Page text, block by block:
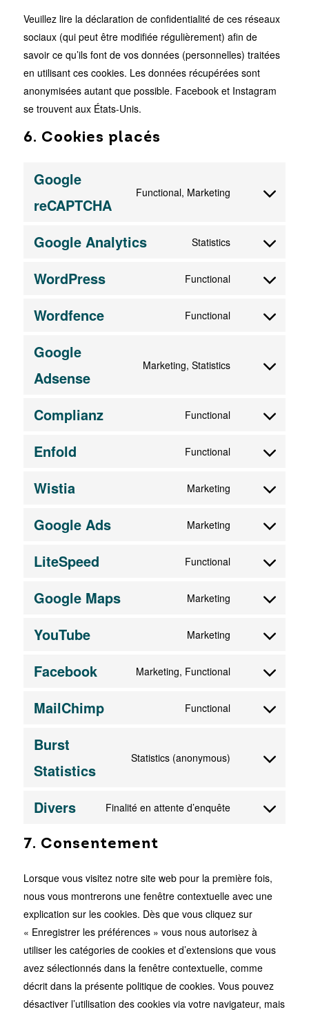
Veuillez lire la déclaration de confidentialité de ces réseaux
sociaux (qui peut être modifiée régulièrement) afin de
savoir ce qu’ils font de vos données (personnelles) traitées
en utilisant ces cookies. Les données récupérées sont
anonymisées autant que possible. Facebook et Instagram
se trouvent aux États-Unis.
6. Cookies placés
Google
reCAPTCHA
Functional, Marketing
Consent
Google Analytics Statistics
Consent
service
analytics
WordPress Functional
Consent
service
Wordfence Functional
Consent
Google
Adsense
Marketing, Statistics
Consent
Complianz Functional
Consent
service
Enfold Functional
Consent
service
Wistia Marketing
Consent
service
Google Ads Marketing
Consent
service
LiteSpeed Functional
Consent
service
Google Maps Marketing
Consent
service
YouTube Marketing
Consent
service
Facebook Marketing, Functional
Consent
service
MailChimp Functional
Consent
Burst
Statistics
Statistics (anonymous)
Consent
Divers Finalité en attente d’enquête
Consent
7. Consentement
Lorsque vous visitez notre site web pour la première fois,
nous vous montrerons une fenêtre contextuelle avec une
explication sur les cookies. Dès que vous cliquez sur
« Enregistrer les préférences » vous nous autorisez à
utiliser les catégories de cookies et d’extensions que vous
avez sélectionnés dans la fenêtre contextuelle, comme
décrit dans la présente politique de cookies. Vous pouvez
désactiver l’utilisation des cookies via votre navigateur, mais